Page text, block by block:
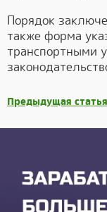
Порядок
также форма
транспортными
Предыдущая статья